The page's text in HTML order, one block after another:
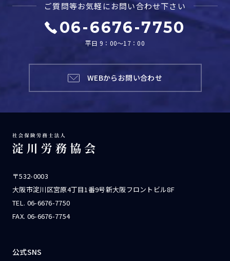
ご質問等お気軽にお問い合わせ下さい
06-6676-7750
平日 9：00～17：00
WEBからお問い合わせ
〒532-0003
大阪市淀川区宮原4丁目1番9号新大阪フロントビル8F
TEL. 06-6676-7750
FAX. 06-6676-7754
公式SNS